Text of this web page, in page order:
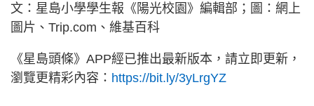
文：星島小學學生報《陽光校園》編輯部；圖：網上
圖片、Trip.com、維基百科
《星島頭條》APP經已推出最新版本，請立即更新，
瀏覽更精彩內容： https://bit.ly/3yLrgYZ